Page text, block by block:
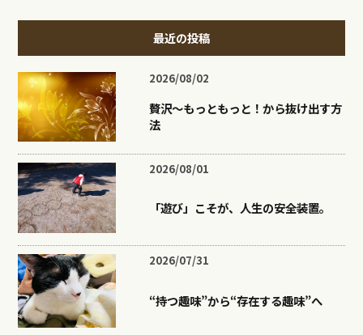
最近の投稿
2026/08/02
贅沢〜もっともっと！から抜け出す方
法
2026/08/01
「遊び」こそが、人生の安全装置。
2026/07/31
“持つ趣味”から“存在する趣味”へ